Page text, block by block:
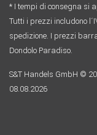
* I tempi di consegna si
Tutti i prezzi includono
spedizione. I prezzi
Dondolo Paradiso.
S&T Handels GmbH ©
08.08.2026